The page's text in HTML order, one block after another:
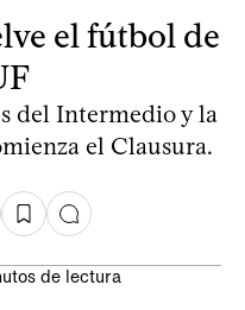
el fútbol de
del Intermedio y la
el Clausura.
de lectura